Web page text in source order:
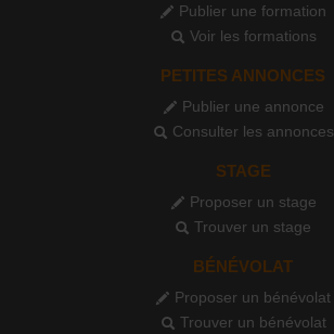
Publier une formation
Voir les formations
PETITES ANNONCES
Publier une annonce
Consulter les annonces
STAGE
Proposer un stage
Trouver un stage
BÉNÉVOLAT
Proposer un bénévolat
Trouver un bénévolat